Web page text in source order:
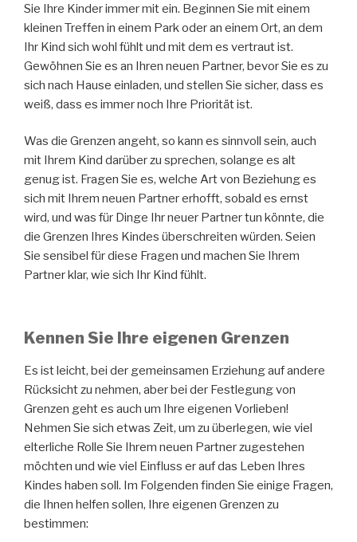
Sie Ihre Kinder immer mit ein. Beginnen Sie mit einem
kleinen Treffen in einem Park oder an einem Ort, an dem
Ihr Kind sich wohl fühlt und mit dem es vertraut ist.
Gewöhnen Sie es an Ihren neuen Partner, bevor Sie es zu
sich nach Hause einladen, und stellen Sie sicher, dass es
weiß, dass es immer noch Ihre Priorität ist.
Was die Grenzen angeht, so kann es sinnvoll sein, auch
mit Ihrem Kind darüber zu sprechen, solange es alt
genug ist. Fragen Sie es, welche Art von Beziehung es
sich mit Ihrem neuen Partner erhofft, sobald es ernst
wird, und was für Dinge Ihr neuer Partner tun könnte, die
die Grenzen Ihres Kindes überschreiten würden. Seien
Sie sensibel für diese Fragen und machen Sie Ihrem
Partner klar, wie sich Ihr Kind fühlt.
Kennen Sie Ihre eigenen Grenzen
Es ist leicht, bei der gemeinsamen Erziehung auf andere
Rücksicht zu nehmen, aber bei der Festlegung von
Grenzen geht es auch um Ihre eigenen Vorlieben!
Nehmen Sie sich etwas Zeit, um zu überlegen, wie viel
elterliche Rolle Sie Ihrem neuen Partner zugestehen
möchten und wie viel Einfluss er auf das Leben Ihres
Kindes haben soll. Im Folgenden finden Sie einige Fragen,
die Ihnen helfen sollen, Ihre eigenen Grenzen zu
bestimmen: